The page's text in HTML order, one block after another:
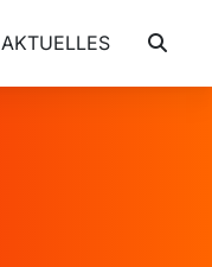
AKTUELLES